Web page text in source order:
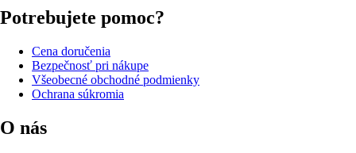
Potrebujete pomoc?
Cena doručenia
Bezpečnosť pri nákupe
Všeobecné obchodné podmienky
Ochrana súkromia
O nás